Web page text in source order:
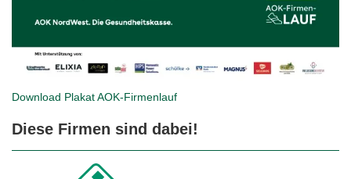
Download PlakatAOK-Firmenlauf
Diese Firmen sind dabei!